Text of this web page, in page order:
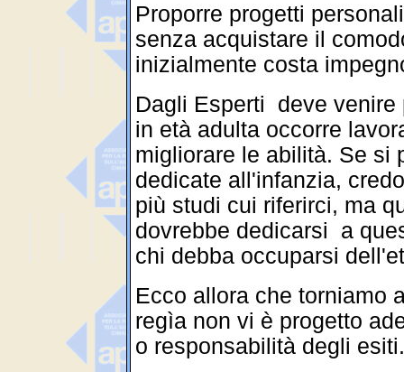
Proporre progetti
senza acquistare il
inizialmente costa
Dagli Esperti deve venire
in età adulta occorre
migliorare le abilità. Se si
dedicate all'infanzia,
più studi cui riferirci, ma
dovrebbe dedicarsi a
chi debba occuparsi
Ecco allora che torniamo
regìa non vi è progetto
o responsabilità degli esiti.